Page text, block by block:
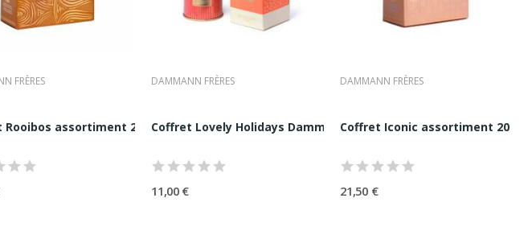
boites +...
FRÈRES
Rooibos assortiment 20 sachets Dammann...
DAMMANN FRÈRES
Coffret Lovely Holidays Dammann Frères 1 Thé +1...
11,00 €
DAMMANN FRÈRES
Coffret Iconic assortiment 20
21,50 €